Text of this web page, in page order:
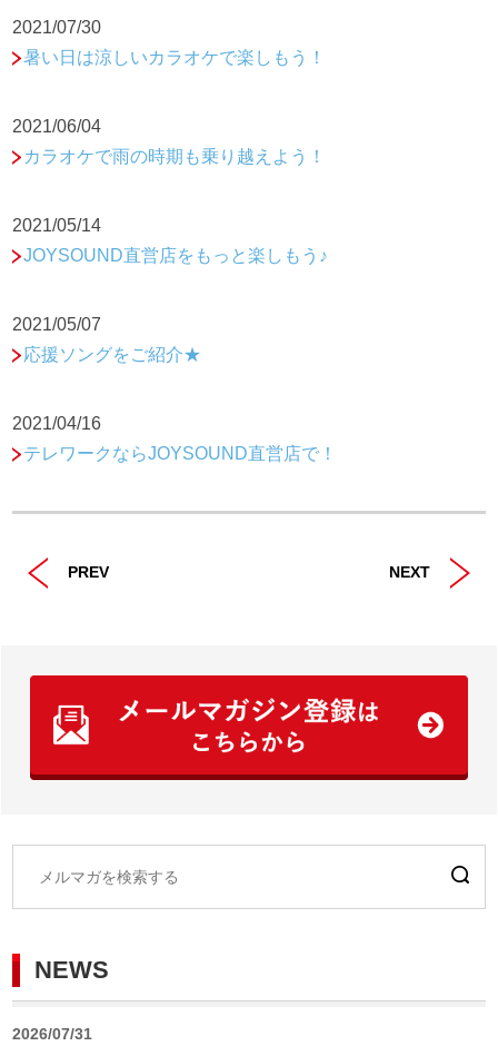
2021/07/30
暑い日は涼しいカラオケで楽しもう！
2021/06/04
カラオケで雨の時期も乗り越えよう！
2021/05/14
JOYSOUND直営店をもっと楽しもう♪
2021/05/07
応援ソングをご紹介★
2021/04/16
テレワークならJOYSOUND直営店で！
PREV NEXT
NEWS
2026/07/31